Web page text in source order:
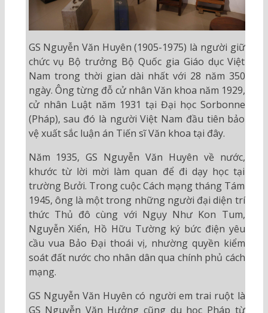
GS Nguyễn Văn Huyên (1905-1975) là người giữ
chức vụ Bộ trưởng Bộ Quốc gia Giáo dục Việt
Nam trong thời gian dài nhất với 28 năm 350
ngày. Ông từng đỗ cử nhân Văn khoa năm 1929,
cử nhân Luật năm 1931 tại Đại học Sorbonne
(Pháp), sau đó là người Việt Nam đầu tiên bảo
vệ xuất sắc luận án Tiến sĩ Văn khoa tại đây.
Năm 1935, GS Nguyễn Văn Huyên về nước,
khước từ lời mời làm quan để đi dạy học tại
trường Bưởi. Trong cuộc Cách mạng tháng Tám
1945, ông là một trong những người đại diện trí
thức Thủ đô cùng với Ngụy Như Kon Tum,
Nguyễn Xiển, Hồ Hữu Tường ký bức điện yêu
cầu vua Bảo Đại thoái vị, nhường quyền kiểm
soát đất nước cho nhân dân qua chính phủ cách
mạng.
GS Nguyễn Văn Huyên có người em trai ruột là
GS Nguyễn Văn Hưởng cũng du học Pháp từ